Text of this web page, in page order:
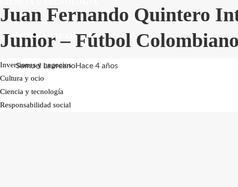
RESPONSABILIDAD SOCIAL
Inversiones y negocios
Cultura y ocio
Ciencia y tecnología
Responsabilidad social
Juan Fernando Quintero
Junior – Fútbol
Samuel LaureanoHace 4 años